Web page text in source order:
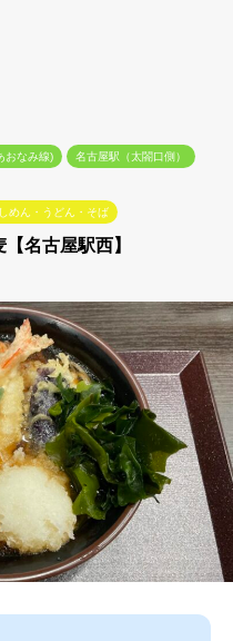
おなみ線) 名古屋駅（太閤口側）
めん・うどん・そば
名古屋駅西】